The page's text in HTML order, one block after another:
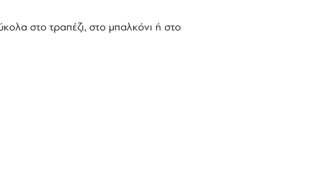
στο τραπέζι, στο μπαλκόνι ή στο